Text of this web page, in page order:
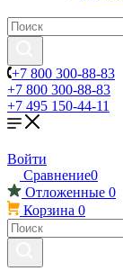
+7 800 300-88-83
+7 800 300-88-83
+7 495 150-44-11
Войти
Сравнение0
Отложенные 0
Корзина 0